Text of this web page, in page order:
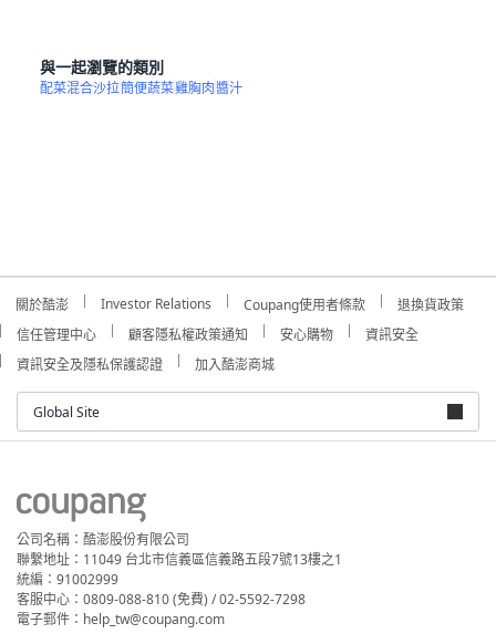
與一起瀏覽的類別
配菜混合沙拉簡便蔬菜雞胸肉醬汁
關於酷澎 Investor Relations Coupang使用者條款
退換貨政策
信任管理中心
顧客隱私權政策通知 安心購物
資訊安全
資訊安全及隱私保護認證
加入酷澎商城
Global Site
公司名稱：酷澎股份有限公司
聯繫地址：11049 台北市信義區信義路五段7號13樓之1
統編：91002999
客服中心：0809-088-810 (免費) / 02-5592-7298
電子郵件：help_tw@coupang.com